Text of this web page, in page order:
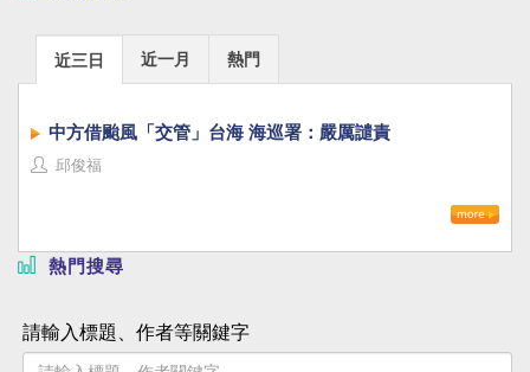
近三日 近一月 熱門
中方借颱風「交管」台海 海巡署：嚴厲譴責
邱俊福
熱門搜尋
請輸入標題、作者等關鍵字